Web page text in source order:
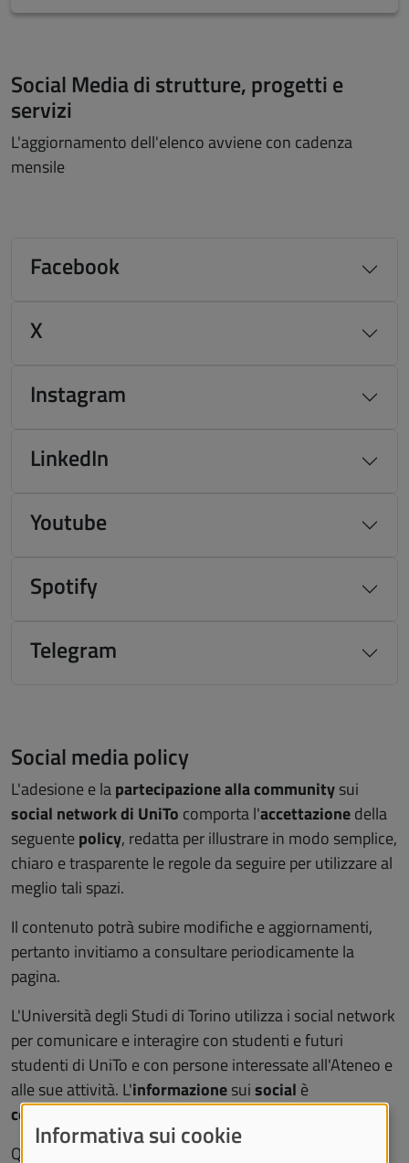
Social Media di strutture, progetti e
servizi
L'aggiornamento dell'elenco avviene con cadenza
mensile
Facebook
X
Instagram
LinkedIn
Youtube
Spotify
Telegram
Social media policy
L'adesione e lapartecipazione alla communitysui
social network di UniTo comporta l'accettazionedella
seguentepolicy, redatta per illustrare in modo semplice,
chiaro e trasparente le regole da seguire per utilizzare al
meglio tali spazi.
Il contenuto potrà subire modifiche e aggiornamenti,
pertanto invitiamo a consultare periodicamente la
pagina.
L'Università degli Studi di Torino utilizza i social network
per comunicare e interagire con studenti e futuri
studenti di UniTo e con persone interessate all'Ateneo e
alle sue attività. L'informazionesuisocial è
complementare
Questa presenza serve in particolare per:
Informativa sui cookie